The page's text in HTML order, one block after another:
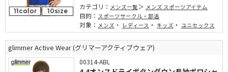
11color 10size
カテゴリ： メンズ一覧 メンズ スポーツアイテム
目的： スポーツサークル・部活
対象： メンズ ・ レディース ・ キッズ ・ ユニセックス
glimmer Active Wear (グリマーアクティブウェア)
00314-ABL